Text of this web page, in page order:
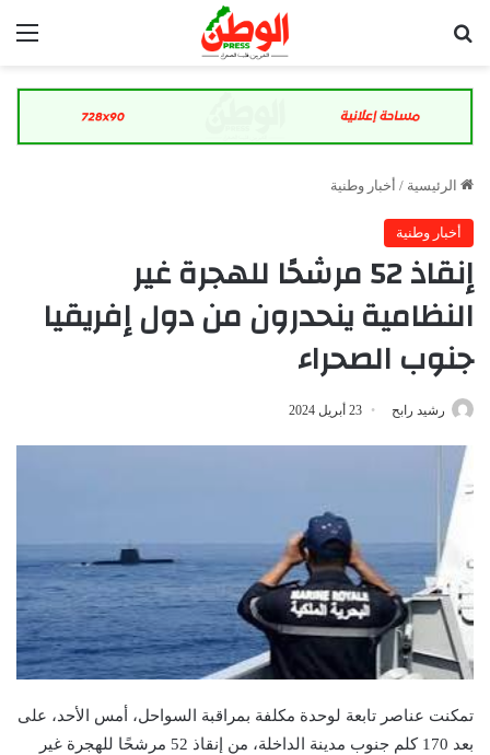
الرئيسية / أخبار وطنية
أخبار وطنية
إنقاذ 52 مرشحًا للهجرة غير
النظامية ينحدرون من دول إفريقيا
جنوب الصحراء
رشيد رابح 23 أبريل 2024
تمكنت عناصر تابعة لوحدة مكلفة بمراقبة السواحل، أمس الأحد، على
بعد 170 كلم جنوب مدينة الداخلة، من إنقاذ 52 مرشحًا للهجرة غير